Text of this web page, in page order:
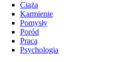
Ciąża
Karmienie
Pomysły
Poród
Praca
Psychologia